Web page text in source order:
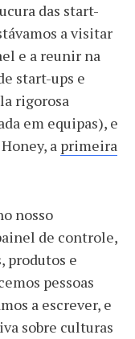
das start-
a visitar
e a reunir na
start-ups e
rigorosa
em equipas), e
a primeira
nosso
de controle,
produtos e
pessoas
a escrever, e
sobre culturas